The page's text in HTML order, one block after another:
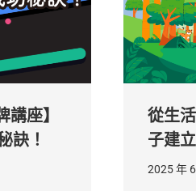
座】
訣！
從生
子建
2025 年